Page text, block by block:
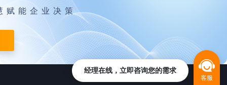
赋能企业决策
客服
经理在线，立即咨询您的需求